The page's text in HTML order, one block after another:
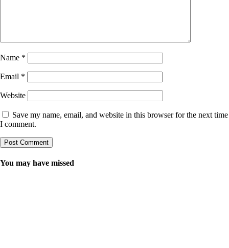
Name *
Email *
Website
Save my name, email, and website in this browser for the next time
I comment.
You may have missed